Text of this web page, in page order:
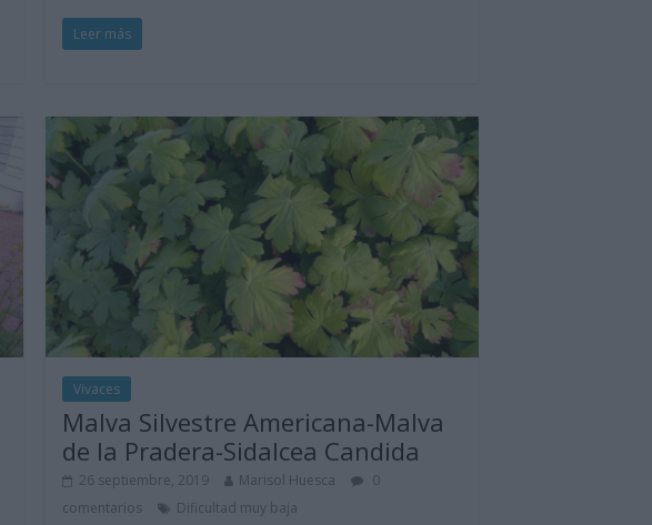
Leer más
Vivaces
Malva Silvestre Americana-Malva
de la Pradera-Sidalcea Candida
26 septiembre, 2019 Marisol Huesca
0
comentarios
Dificultad muy baja